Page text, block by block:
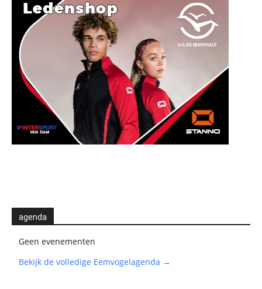
agenda
Geen evenementen
Bekijk de volledige Eemvogelagenda →